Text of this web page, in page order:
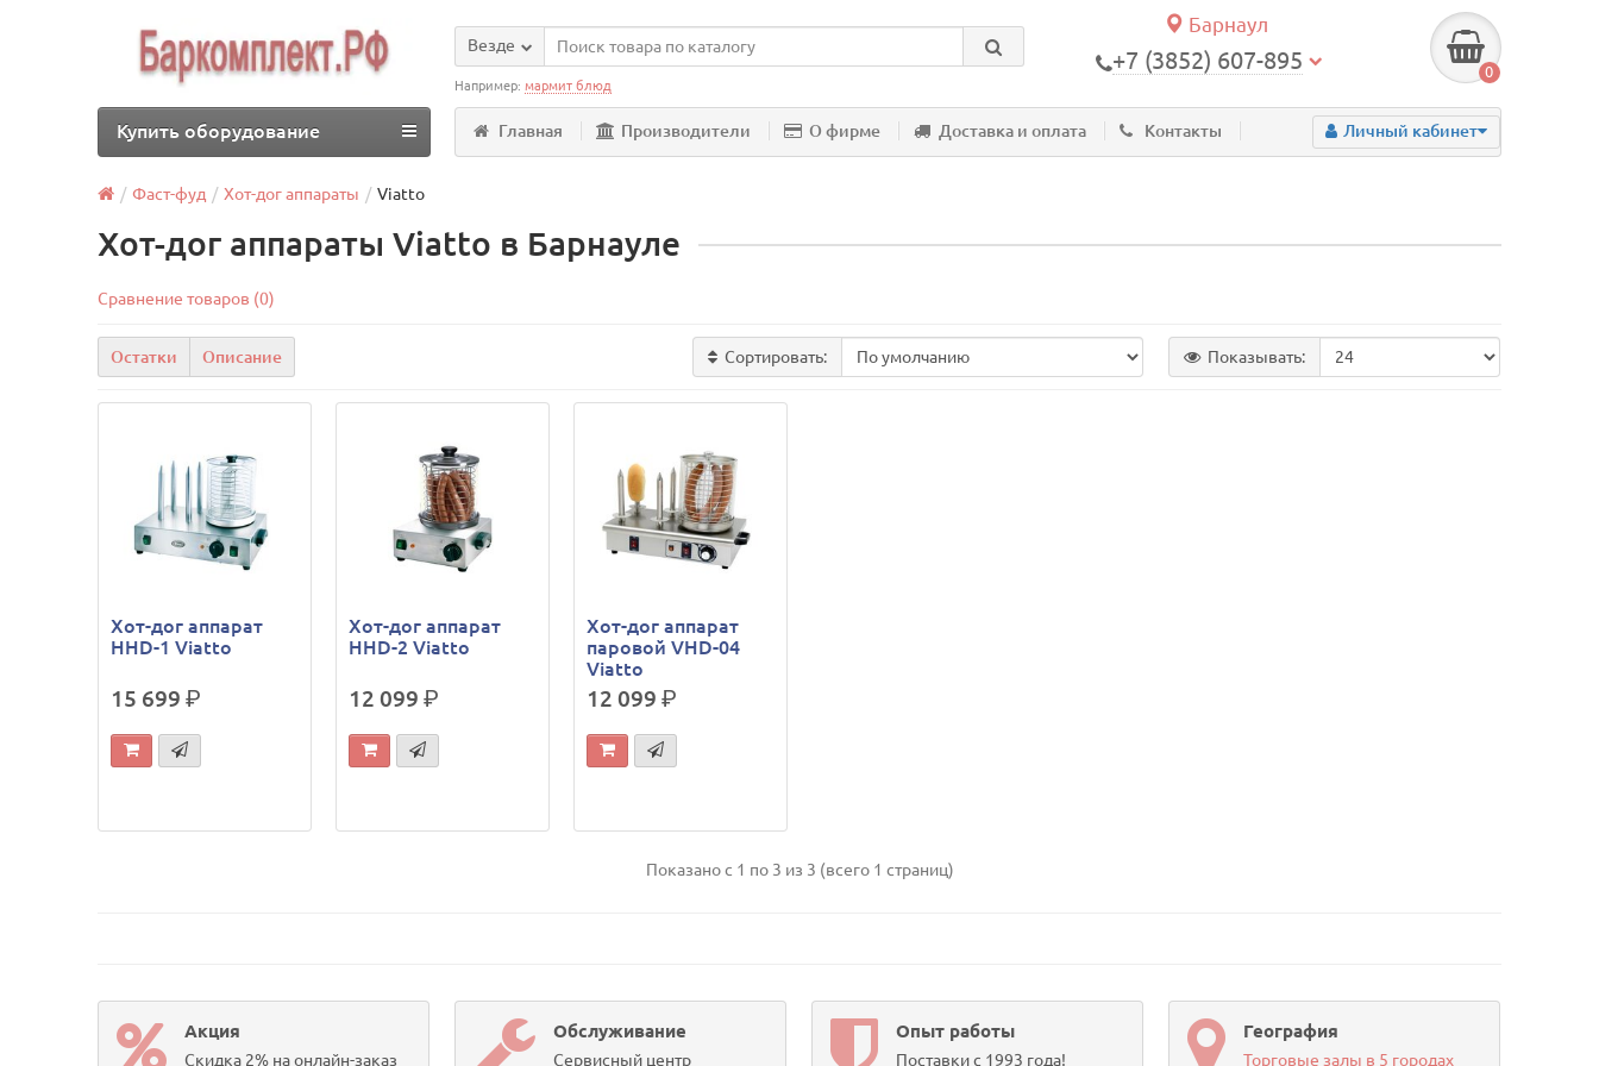
Барнаул
+7 (3852) 607-895 0
Везде
Например:мармит блюд
Главная Производители О фирме Доставка и оплата Контакты Личный кабинет
Купить оборудование
Фаст-фуд Хот-дог аппараты Viatto
Хот-дог аппараты Viatto в Барнауле
Сравнение товаров (0)
Остатки Описание Сортировать: Показывать:
Хот-дог аппарат
HHD-1 Viatto
15 699р.
Хот-дог аппарат
HHD-2 Viatto
12 099р.
Хот-дог аппарат
паровой VHD-04
Viatto
12 099р.
Показано с 1 по 3 из 3 (всего 1 страниц)
Акция
Скидка 2% на онлайн-заказ
Обслуживание
Сервисный центр
Опыт работы
Поставки с 1993 года!
География
Торговые залы в 5 городах